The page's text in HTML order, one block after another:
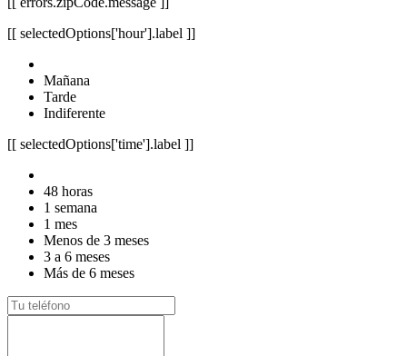
[[ selectedOptions['hour'].label ]]
Mañana
Tarde
Indiferente
[[ selectedOptions['time'].label ]]
48 horas
1 semana
1 mes
Menos de 3 meses
3 a 6 meses
Más de 6 meses